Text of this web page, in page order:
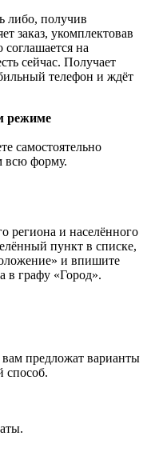
либо, получив
заказ, укомплектовав
на
сейчас. Получает
телефон и ждёт
режиме
самостоятельно
всю форму.
региона и населённого
пункт в списке,
и впишите
в графу «Город».
предложат варианты
способ.